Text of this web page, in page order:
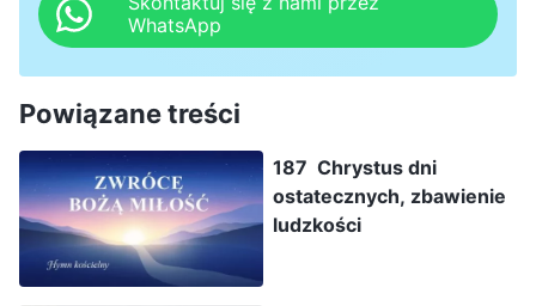
WhatsApp
Powiązane treści
187 Chrystus dni
ostatecznych, zbawienie
ludzkości